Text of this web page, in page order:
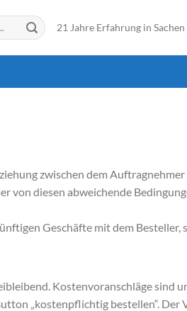
21 Jahre Erfahrung in
zwischen dem
von diesen abweichende
Geschäfte mit dem
Kostenvoranschläge sind
„kostenpflichtig bestellen“.